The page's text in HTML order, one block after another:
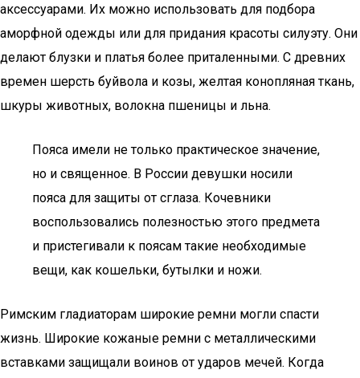
аксессуарами. Их можно использовать для подбора
аморфной одежды или для придания красоты силуэту. Они
делают блузки и платья более приталенными. С древних
времен шерсть буйвола и козы, желтая конопляная ткань,
шкуры животных, волокна пшеницы и льна.
Пояса имели не только практическое значение,
но и священное. В России девушки носили
пояса для защиты от сглаза. Кочевники
воспользовались полезностью этого предмета
и пристегивали к поясам такие необходимые
вещи, как кошельки, бутылки и ножи.
Римским гладиаторам широкие ремни могли спасти
жизнь. Широкие кожаные ремни с металлическими
вставками защищали воинов от ударов мечей. Когда